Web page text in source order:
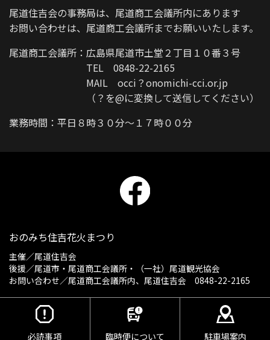
尾道住吉会の事務局は、尾道商工会議所内にあります
お問い合わせは、尾道商工会議所までお願いいたします。
尾道商工会議所：広島県尾道市土堂２丁目１０番３号
TEL 0848-22-2165
MAIL occi？onomichi-cci.or.jp
（？を@に変換して送信してください）
業務時間：平日８時３０分～１７時００分
おのみち住吉花火まつり
主催／尾道住吉会
後援／尾道市・尾道商工会議所・（一社）尾道観光協会
お問い合わせ／尾道商工会議所内、尾道住吉会 0848-22-2165
必読事項 臨時便について 駐車場案内